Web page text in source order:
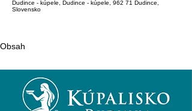
Dudince - kúpele, Dudince - kúpele, 962 71 Dudince,
Slovensko
Obsah